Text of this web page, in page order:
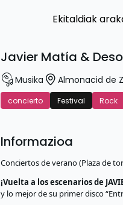
Ekitaldiak
Javier Matía &
Musika Almonacid de
concierto Festival Rock
Informazioa
Conciertos de verano (Plaza de
¡Vuelta a los escenarios de
y lo mejor de su primer disco